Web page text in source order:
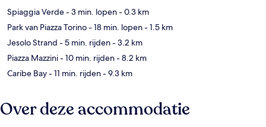
Spiaggia Verde- 3 min. lopen- 0.3 km
Park van Piazza Torino- 18 min. lopen- 1.5 km
Jesolo Strand - 5 min. rijden- 3.2 km
Piazza Mazzini- 10 min. rijden- 8.2 km
Caribe Bay- 11 min. rijden- 9.3 km
Over deze accommodatie